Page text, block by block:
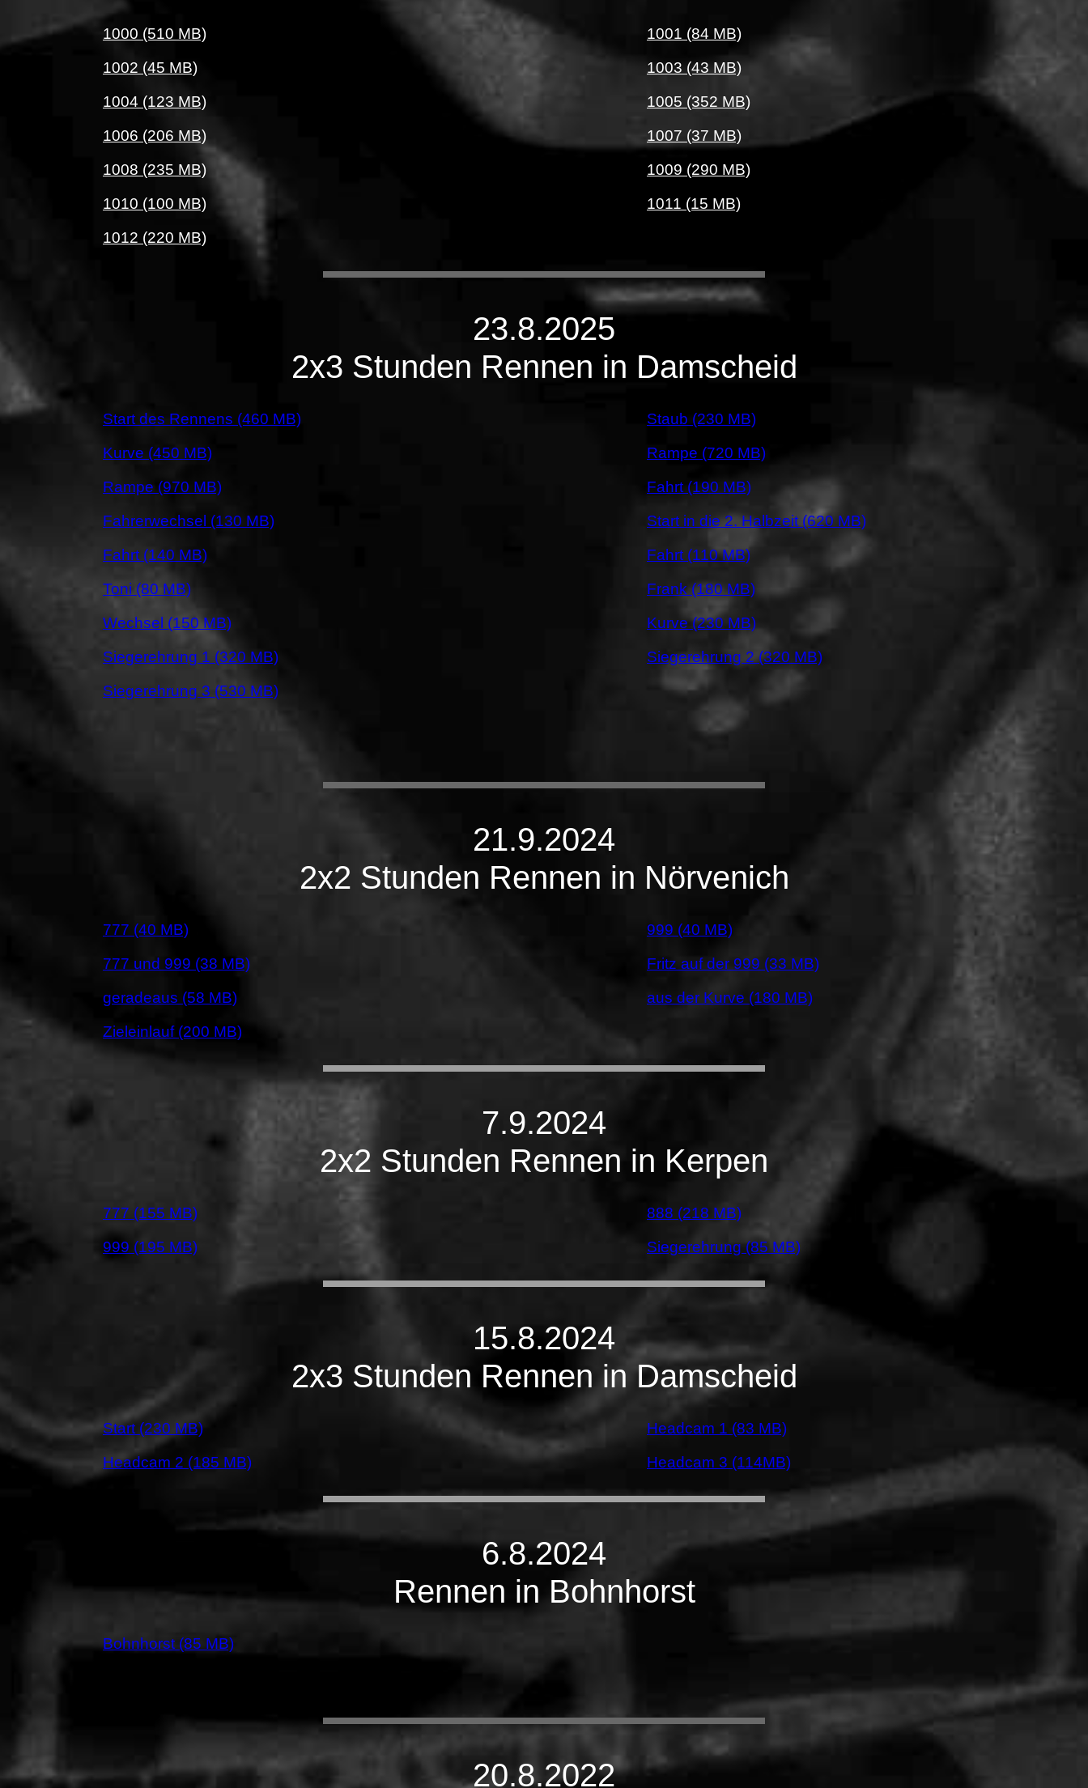
1000 (510 MB)
1001 (84 MB)
1002 (45 MB)
1003 (43 MB)
1004 (123 MB)
1005 (352 MB)
1006 (206 MB)
1007 (37 MB)
1008 (235 MB)
1009 (290 MB)
1010 (100 MB)
1011 (15 MB)
1012 (220 MB)
23.8.2025
2x3 Stunden Rennen in Damscheid
Start des Rennens (460 MB)
Staub (230 MB)
Kurve (450 MB)
Rampe (720 MB)
Rampe (970 MB)
Fahrt (190 MB)
Fahrerwechsel (130 MB)
Start in die 2. Halbzeit (620 MB)
Fahrt (140 MB)
Fahrt (110 MB)
Toni (80 MB)
Frank (180 MB)
Wechsel (150 MB)
Kurve (230 MB)
Siegerehrung 1 (320 MB)
Siegerehrung 2 (320 MB)
Siegerehrung 3 (530 MB)
21.9.2024
2x2 Stunden Rennen in Nörvenich
777 (40 MB)
999 (40 MB)
777 und 999 (38 MB)
Fritz auf der 999 (33 MB)
geradeaus (58 MB)
aus der Kurve (180 MB)
Zieleinlauf (200 MB)
7.9.2024
2x2 Stunden Rennen in Kerpen
777 (155 MB)
888 (218 MB)
999 (195 MB)
Siegerehrung (85 MB)
15.8.2024
2x3 Stunden Rennen in Damscheid
Start (230 MB)
Headcam 1 (83 MB)
Headcam 2 (185 MB)
Headcam 3 (114MB)
6.8.2024
Rennen in Bohnhorst
Bohnhorst (85 MB)
20.8.2022